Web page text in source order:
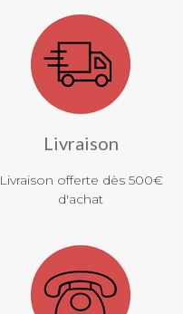
Livraison
Livraison offerte dès 500€
d'achat